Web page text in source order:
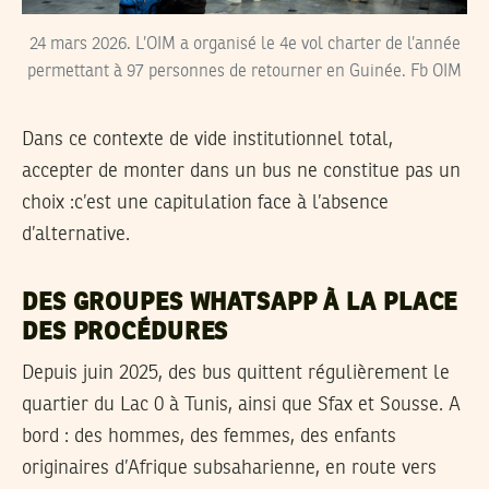
24 mars 2026. L’OIM a organisé le 4e vol charter de l’année
permettant à 97 personnes de retourner en Guinée. Fb OIM
Dans ce contexte de vide institutionnel total,
accepter de monter dans un bus ne constitue pas un
choix :c’est une capitulation face à l’absence
d’alternative.
DES GROUPES WHATSAPP À LA PLACE
DES PROCÉDURES
Depuis juin 2025, des bus quittent régulièrement le
quartier du Lac 0 à Tunis, ainsi que Sfax et Sousse. A
bord : des hommes, des femmes, des enfants
originaires d’Afrique subsaharienne, en route vers